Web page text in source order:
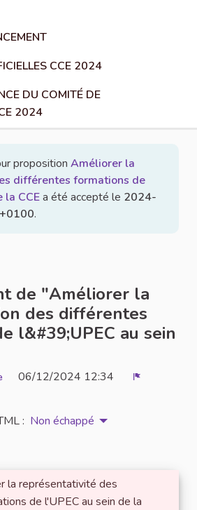
CCE 2024
DU COMITÉ DE
2024
proposition Améliorer la
différentes formations de
la CCEa été accepté le 2024-
.
de "Améliorer la
des différentes
l&#39;UPEC au sein
06/12/2024 12:34
: Non échappé
la représentativité des
de l'UPEC au sein de la